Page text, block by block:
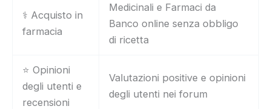
⚕️ Acquisto in
farmacia
Medicinali e Farmaci da
Banco online senza obbligo
di ricetta
⭐ Opinioni
degli utenti e
recensioni
Valutazioni positive e opinioni
degli utenti nei forum